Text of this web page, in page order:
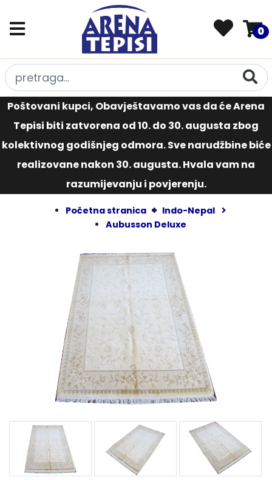
0
Poštovani kupci, Obavještavamo vas da će Arena
Tepisi biti zatvorena od 10. do 30. augusta zbog
kolektivnog godišnjeg odmora. Sve narudžbine biće
realizovane nakon 30. augusta. Hvala vam na
razumijevanju i povjerenju.
Početna stranica
Indo-Nepal
Aubusson Deluxe